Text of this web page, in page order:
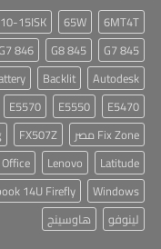
6MT4T
65W
15ISK
845 G7
845 G8
846 G7
Autodesk
Backlit
E5470
E5550
E5570
Fix Zone مصر
FX507Z
Latitude
Lenovo
Office
Windows
14U Firefly
لينوفو
هاوسينج